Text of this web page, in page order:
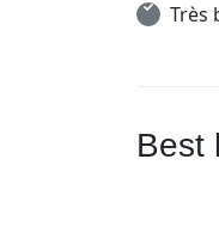
Très
Best